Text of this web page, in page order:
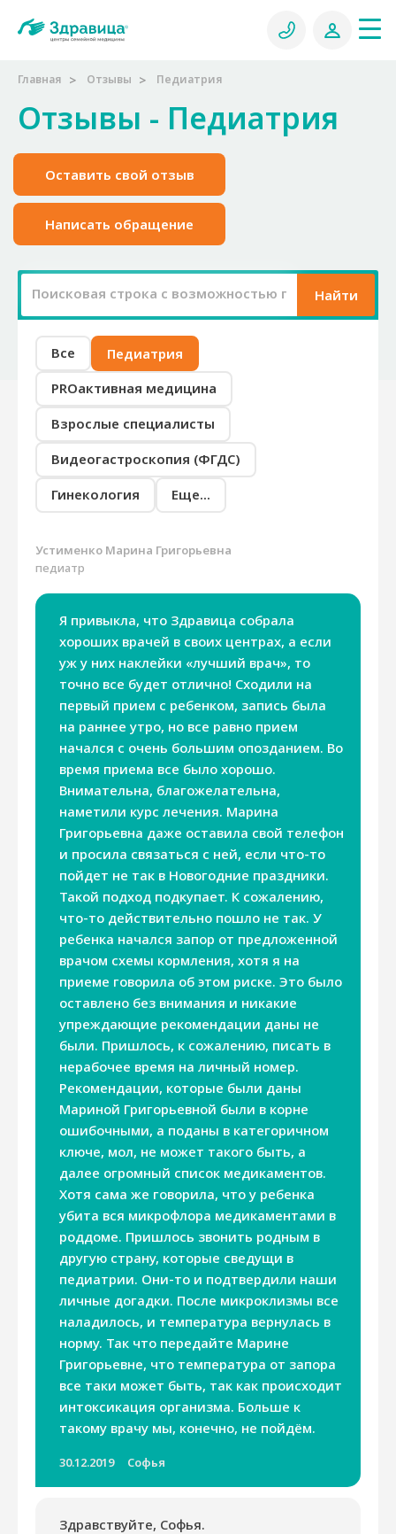
Главная Отзывы Педиатрия
Отзывы - Педиатрия
Оставить свой отзыв
Написать обращение
Найти
Все
PROактивная медицина
Взрослые специалисты
Видеогастроскопия (ФГДС)
Гинекология
Педиатрия
Еще...
Устименко Марина Григорьевна
педиатр
Я привыкла, что Здравица собрала
хороших врачей в своих центрах, а если
уж у них наклейки «лучший врач», то
точно все будет отлично! Сходили на
первый прием с ребенком, запись была
на раннее утро, но все равно прием
начался с очень большим опозданием. Во
время приема все было хорошо.
Внимательна, благожелательна,
наметили курс лечения. Марина
Григорьевна даже оставила свой телефон
и просила связаться с ней, если что-то
пойдет не так в Новогодние праздники.
Такой подход подкупает. К сожалению,
что-то действительно пошло не так. У
ребенка начался запор от предложенной
врачом схемы кормления, хотя я на
приеме говорила об этом риске. Это было
оставлено без внимания и никакие
упреждающие рекомендации даны не
были. Пришлось, к сожалению, писать в
нерабочее время на личный номер.
Рекомендации, которые были даны
Мариной Григорьевной были в корне
ошибочными, а поданы в категоричном
ключе, мол, не может такого быть, а
далее огромный список медикаментов.
Хотя сама же говорила, что у ребенка
убита вся микрофлора медикаментами в
роддоме. Пришлось звонить родным в
другую страну, которые сведущи в
педиатрии. Они-то и подтвердили наши
личные догадки. После микроклизмы все
наладилось, и температура вернулась в
норму. Так что передайте Марине
Григорьевне, что температура от запора
все таки может быть, так как происходит
интоксикация организма. Больше к
такому врачу мы, конечно, не пойдём.
30.12.2019 Софья
Здравствуйте, Софья.